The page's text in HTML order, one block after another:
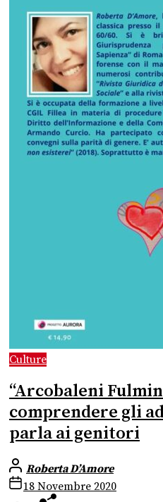
Culture
“Arcobaleni
comprendere gli
parla ai genitori
Roberta D’Amore
18 Novembre 2020